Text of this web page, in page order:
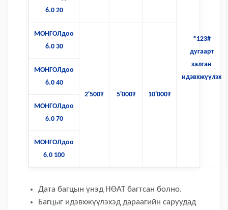
*123#
дугаарт
залган
идэвхжүүлэх
6.0 20
МОНГОЛдоо
6.0 30
2'500₮ 5'000₮ 10'000₮
МОНГОЛдоо
6.0 40
МОНГОЛдоо
6.0 70
МОНГОЛдоо
6.0 100
Дата багцын үнэд НӨАТ багтсан болно.
Багцыг идэвхжүүлэхэд дараагийн саруудад